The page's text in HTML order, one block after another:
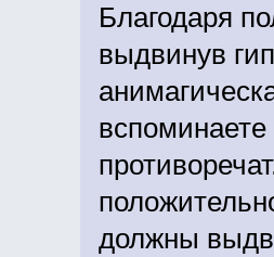
Благодаря
выдвинув
должны